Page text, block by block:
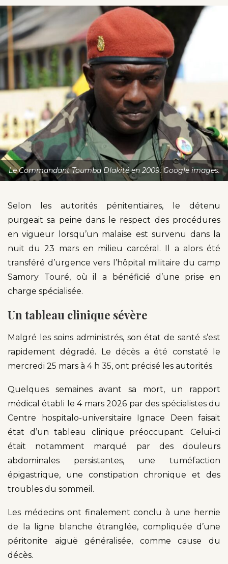
Le Commandant Toumba DIakité en 2009. Google images.
Selon les autorités pénitentiaires, le détenu
purgeait sa peine dans le respect des procédures
en vigueur lorsqu’un malaise est survenu dans la
nuit du 23 mars en milieu carcéral. Il a alors été
transféré d’urgence vers l’hôpital militaire du camp
Samory Touré, où il a bénéficié d’une prise en
charge spécialisée.
Un tableau clinique sévère
Malgré les soins administrés, son état de santé s’est
rapidement dégradé. Le décès a été constaté le
mercredi 25 mars à 4 h 35, ont précisé les autorités.
Quelques semaines avant sa mort, un rapport
médical établi le 4 mars 2026 par des spécialistes du
Centre hospitalo-universitaire Ignace Deen faisait
état d’un tableau clinique préoccupant. Celui-ci
était notamment marqué par des douleurs
abdominales persistantes, une tuméfaction
épigastrique, une constipation chronique et des
troubles du sommeil.
Les médecins ont finalement conclu à une hernie
de la ligne blanche étranglée, compliquée d’une
péritonite aiguë généralisée, comme cause du
décès.